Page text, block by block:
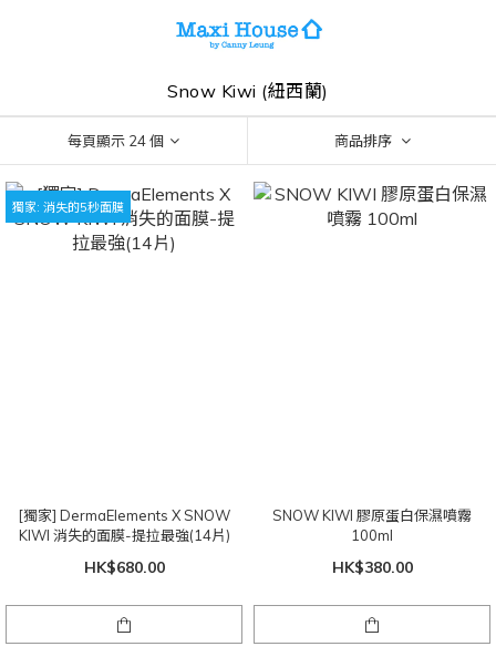
Snow Kiwi (紐西蘭)
每頁顯示 24 個 商品排序
獨家: 消失的5秒面膜
[獨家] DermaElements X SNOW
KIWI 消失的面膜-提拉最強(14片)
HK$680.00
SNOW KIWI 膠原蛋白保濕噴霧
100ml
HK$380.00